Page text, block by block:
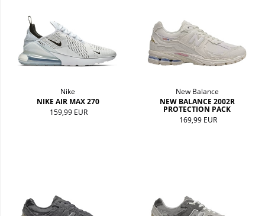
Nike
NIKE AIR MAX 270
159,99 EUR
New Balance
NEW BALANCE 2002R
PROTECTION PACK
169,99 EUR